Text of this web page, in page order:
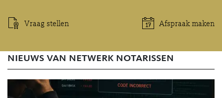
Vraag stellen Afspraak maken
nieuws van netwerk notarissen